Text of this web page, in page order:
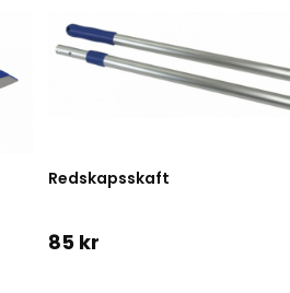
Redskapsskaft
85 kr